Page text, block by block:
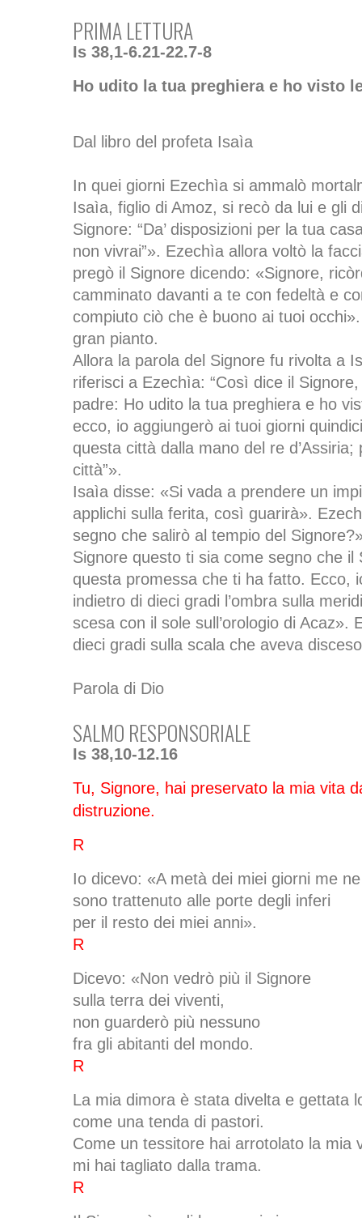
PRIMA LETTURA
Is 38,1-6.21-22.7-8
Ho udito la tua preghiera e ho visto
Dal libro del profeta Isaìa
In quei giorni Ezechìa si ammalò
Isaìa, figlio di Amoz, si recò da lui e gli
Signore: “Da’ disposizioni per la tua
non vivrai”». Ezechìa allora voltò la
pregò il Signore dicendo: «Signore,
camminato davanti a te con fedeltà e
compiuto ciò che è buono ai tuoi
gran pianto.
Allora la parola del Signore fu rivolta a
riferisci a Ezechìa: “Così dice il
padre: Ho udito la tua preghiera e ho
ecco, io aggiungerò ai tuoi giorni
questa città dalla mano del re
città”».
Isaìa disse: «Si vada a prendere un
applichi sulla ferita, così guarirà».
segno che salirò al tempio del
Signore questo ti sia come segno che il
questa promessa che ti ha fatto. Ecco,
indietro di dieci gradi l’ombra sulla
scesa con il sole sull’orologio di Acaz».
dieci gradi sulla scala che aveva
Parola di Dio
SALMO RESPONSORIALE
Is 38,10-12.16
Tu, Signore, hai preservato la mia vita
distruzione.
R
Io dicevo: «A metà dei miei giorni me
sono trattenuto alle porte degli inferi
per il resto dei miei anni».
R
Dicevo: «Non vedrò più il Signore
sulla terra dei viventi,
non guarderò più nessuno
fra gli abitanti del mondo.
R
La mia dimora è stata divelta e gettata
come una tenda di pastori.
Come un tessitore hai arrotolato la mia
mi hai tagliato dalla trama.
R